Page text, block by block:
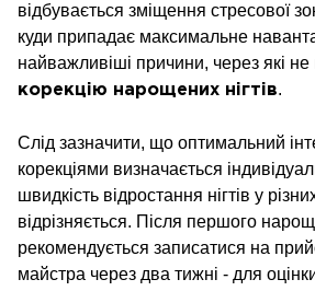
відбувається зміщення стресової
куди припадає максимальне
найважливіші причини, через які
корекцію нарощених нігтів.
Слід зазначити, що оптимальний
корекціями визначається
швидкість відростання нігтів у
відрізняється. Після першого
рекомендується записатися на
майстра через два тижні - для